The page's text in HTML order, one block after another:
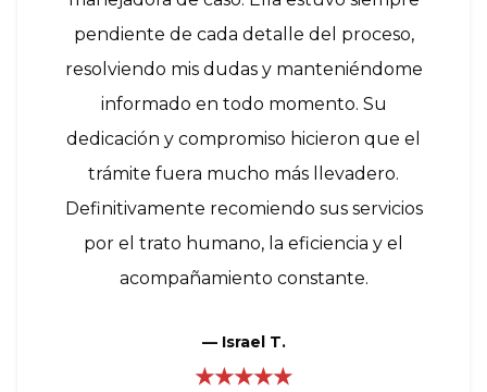
pendiente de cada detalle del proceso,
resolviendo mis dudas y manteniéndome
informado en todo momento. Su
dedicación y compromiso hicieron que el
trámite fuera mucho más llevadero.
Definitivamente recomiendo sus servicios
por el trato humano, la eficiencia y el
acompañamiento constante.
— Israel T.
★★★★★